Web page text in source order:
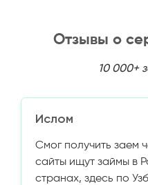
Отзывы о
10 000+
Ислом
Смог получить заем
сайты ищут займы в
странах, здесь по